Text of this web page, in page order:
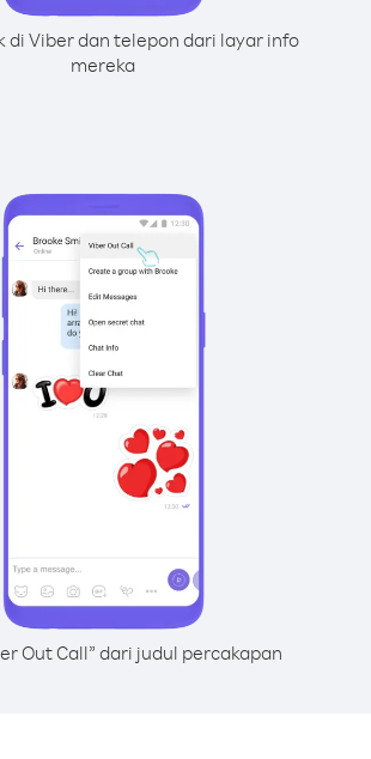
di Viber dan telepon dari layar info
mereka
Out Call” dari judul percakapan